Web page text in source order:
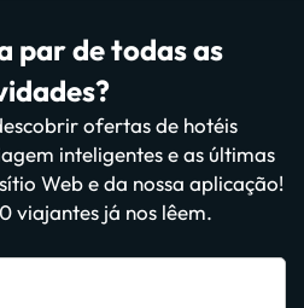
par de todas as
ofertas de hotéis
inteligentes e as últimas
Web e da nossa aplicação!
viajantes já nos lêem.